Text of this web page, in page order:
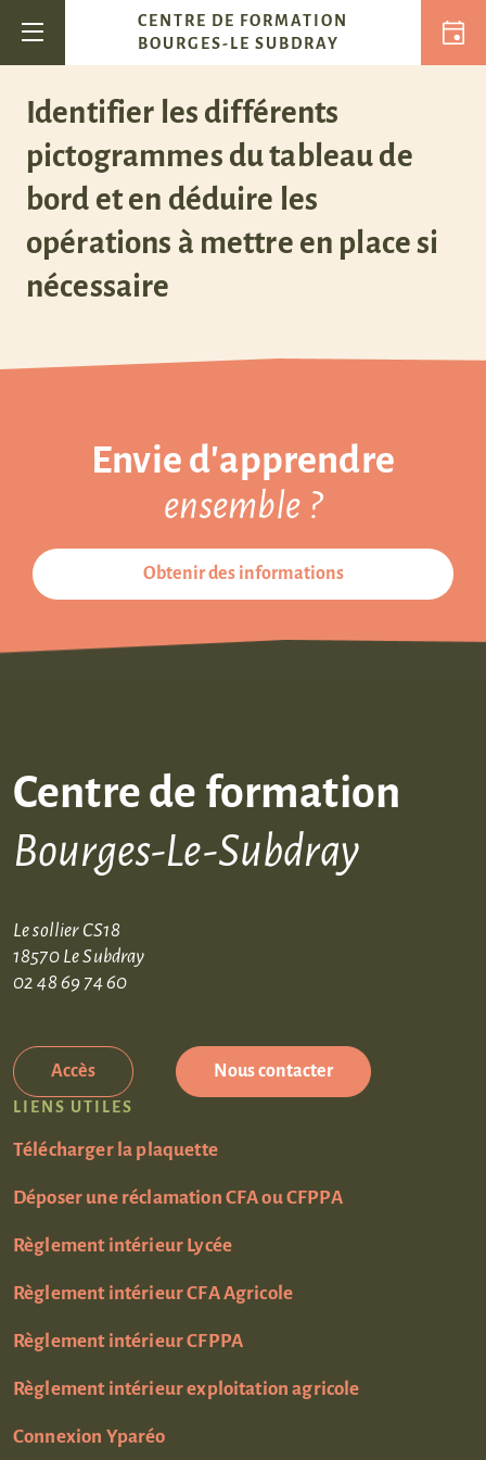
Navigation principale
CENTRE DE FORMATION
BOURGES-LE SUBDRAY
Identifier les différents
pictogrammes du tableau de
bord et en déduire les
opérations à mettre en place si
nécessaire
Envie d'apprendre
ensemble ?
Obtenir des informations
Centre de formation
Bourges-Le-Subdray
Le sollier CS18
18570 Le Subdray
02 48 69 74 60
Accès Nous contacter
LIENS UTILES
Télécharger la plaquette
Déposer une réclamation CFA ou CFPPA
Règlement intérieur Lycée
Règlement intérieur CFA Agricole
Règlement intérieur CFPPA
Règlement intérieur exploitation agricole
Connexion Yparéo